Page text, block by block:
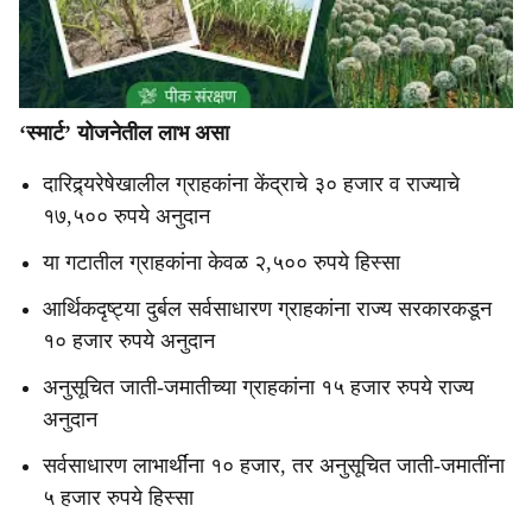
‘स्मार्ट’ योजनेतील लाभ असा
दारिद्र्यरेषेखालील ग्राहकांना केंद्राचे ३० हजार व राज्याचे
१७,५०० रुपये अनुदान
या गटातील ग्राहकांना केवळ २,५०० रुपये हिस्सा
आर्थिकदृष्ट्या दुर्बल सर्वसाधारण ग्राहकांना राज्य सरकारकडून
१० हजार रुपये अनुदान
अनुसूचित जाती-जमातीच्या ग्राहकांना १५ हजार रुपये राज्य
अनुदान
सर्वसाधारण लाभार्थींना १० हजार, तर अनुसूचित जाती-जमातींना
५ हजार रुपये हिस्सा